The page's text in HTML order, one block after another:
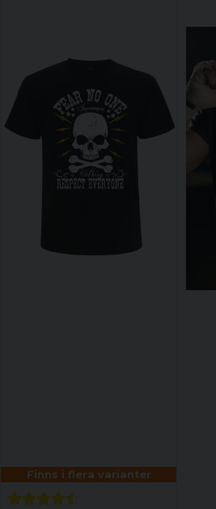
Finns i flera varianter